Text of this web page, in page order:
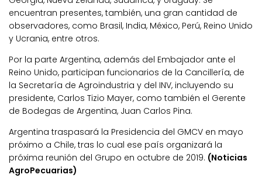
encuentran presentes, también, una gran cantidad de
observadores, como Brasil, India, México, Perú, Reino Unido
y Ucrania, entre otros.
Por la parte Argentina, además del Embajador ante el
Reino Unido, participan funcionarios de la Cancillería, de
la Secretaría de Agroindustria y del INV, incluyendo su
presidente, Carlos Tizio Mayer, como también el Gerente
de Bodegas de Argentina, Juan Carlos Pina.
Argentina traspasará la Presidencia del GMCV en mayo
próximo a Chile, tras lo cual ese país organizará la
próxima reunión del Grupo en octubre de 2019. (Noticias
AgroPecuarias)